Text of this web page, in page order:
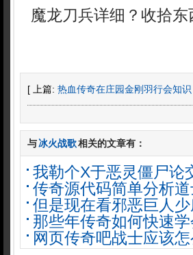
魔龙刀兵详细？收拾东
[ 上篇: 热血传奇在庄园金刚羽行会知识
与冰火战歌相关的文章有：
我勒个X于恶灵僵尸论
传奇源代码简单分析
但是现在看邪恶巨人
那些年传奇如何快速
网页传奇吧战士应该